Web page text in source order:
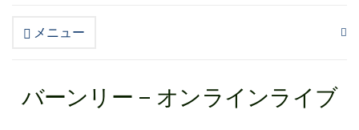
メニュー
バーンリー – オンラインライブ